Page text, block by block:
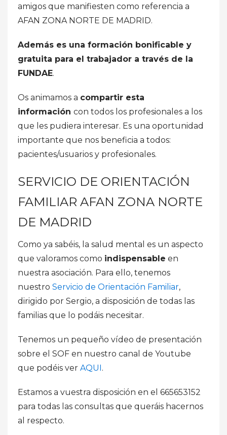
amigos que manifiesten como referencia a
AFAN ZONA NORTE DE MADRID.
Además es una formación bonificable y
gratuita para el trabajador a través de la
FUNDAE.
Os animamos a compartir esta
información con todos los profesionales a los
que les pudiera interesar. Es una oportunidad
importante que nos beneficia a todos:
pacientes/usuarios y profesionales.
SERVICIO DE ORIENTACIÓN
FAMILIAR AFAN ZONA NORTE
DE MADRID
Como ya sabéis, la salud mental es un aspecto
que valoramos como indispensable en
nuestra asociación. Para ello, tenemos
nuestro Servicio de Orientación Familiar,
dirigido por Sergio, a disposición de todas las
familias que lo podáis necesitar.
Tenemos un pequeño vídeo de presentación
sobre el SOF en nuestro canal de Youtube
que podéis ver AQUI.
Estamos a vuestra disposición en el 665653152
para todas las consultas que queráis hacernos
al respecto.